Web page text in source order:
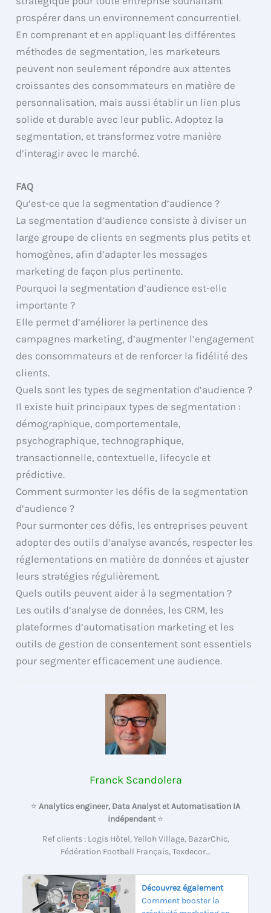
prospérer dans un environnement concurrentiel.
En comprenant et en appliquant les différentes
méthodes de segmentation, les marketeurs
peuvent non seulement répondre aux attentes
croissantes des consommateurs en matière de
personnalisation, mais aussi établir un lien plus
solide et durable avec leur public. Adoptez la
segmentation, et transformez votre manière
d’interagir avec le marché.
FAQ
Qu’est-ce que la segmentation d’audience ?
La segmentation d’audience consiste à diviser un
large groupe de clients en segments plus petits et
homogènes, afin d’adapter les messages
marketing de façon plus pertinente.
Pourquoi la segmentation d’audience est-elle
importante ?
Elle permet d’améliorer la pertinence des
campagnes marketing, d’augmenter l’engagement
des consommateurs et de renforcer la fidélité des
clients.
Quels sont les types de segmentation d’audience ?
Il existe huit principaux types de segmentation :
démographique, comportementale,
psychographique, technographique,
transactionnelle, contextuelle, lifecycle et
prédictive.
Comment surmonter les défis de la segmentation
d’audience ?
Pour surmonter ces défis, les entreprises peuvent
adopter des outils d’analyse avancés, respecter les
réglementations en matière de données et ajuster
leurs stratégies régulièrement.
Quels outils peuvent aider à la segmentation ?
Les outils d’analyse de données, les CRM, les
plateformes d’automatisation marketing et les
outils de gestion de consentement sont essentiels
pour segmenter efficacement une audience.
Franck Scandolera
⭐ Analytics engineer, Data Analyst et Automatisation IA
indépendant⭐
Ref clients : Logis Hôtel, Yelloh Village, BazarChic,
Fédération Football Français, Texdecor…
Découvrez également
Comment booster la